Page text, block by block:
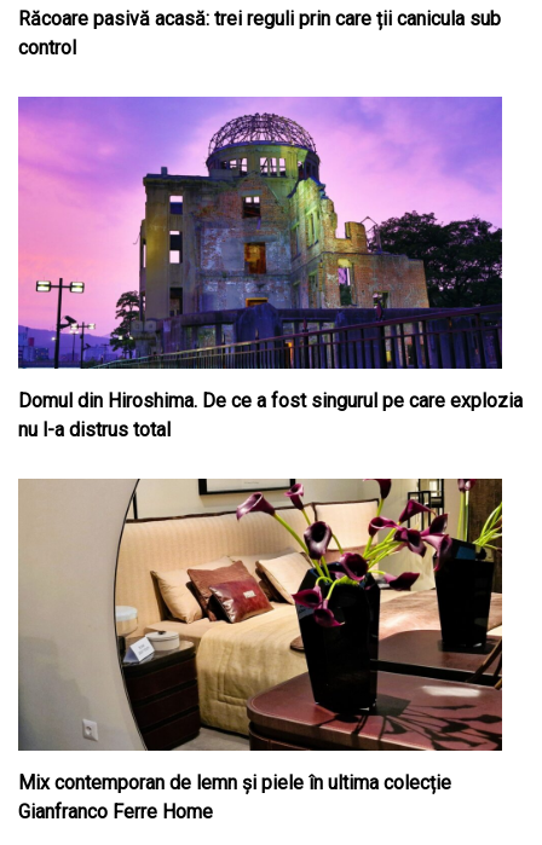
Răcoare pasivă acasă: trei reguli prin care ții canicula sub
control
Domul din Hiroshima. De ce a fost singurul pe care explozia
nu l-a distrus total
Mix contemporan de lemn şi piele în ultima colecție
Gianfranco Ferre Home